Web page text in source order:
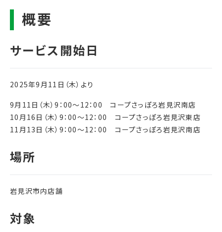
2025年9月11日（木）より
9月11日（木）9：00～12：00 コープさっぽろ岩見沢南店
10月16日（木）9：00～12：00 コープさっぽろ岩見沢東店
11月13日（木）9：00～12：00 コープさっぽろ岩見沢南店
岩見沢市内店舗